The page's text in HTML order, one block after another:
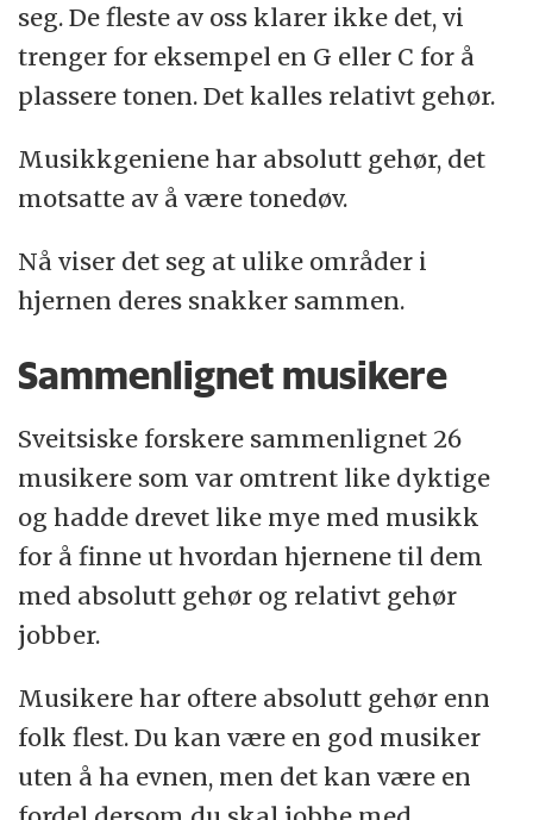
seg. De fleste av oss klarer ikke det, vi
trenger for eksempel en G eller C for å
plassere tonen. Det kalles relativt gehør.
Musikkgeniene har absolutt gehør, det
motsatte av å være tonedøv.
Nå viser det seg at ulike områder i
hjernen deres snakker sammen.
Sammenlignet musikere
Sveitsiske forskere sammenlignet 26
musikere som var omtrent like dyktige
og hadde drevet like mye med musikk
for å finne ut hvordan hjernene til dem
med absolutt gehør og relativt gehør
jobber.
Musikere har oftere absolutt gehør enn
folk flest. Du kan være en god musiker
uten å ha evnen, men det kan være en